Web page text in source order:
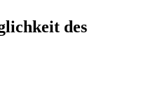
des